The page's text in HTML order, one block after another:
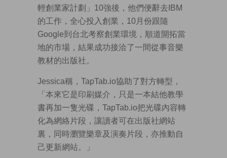
輕創業家計劃」10強後，他們便辭去IBM
的工作，全心投入創業，10月份跟隨
Google到台北考察創業環境，順道開拓當
地的市場，結果成功接洽了一間從事音樂
教材的出版社。
Jessica稱，TapTab.io協助了對方轉型，
「本來它是印刷媒介，只是一本結他教學
書再加一隻光碟，TapTab.io把光碟內容轉
化為網絡片段，讓讀者可在出版社網站
裏，同時瀏覽樂章及演奏片段，亦推動自
己更新網站。」